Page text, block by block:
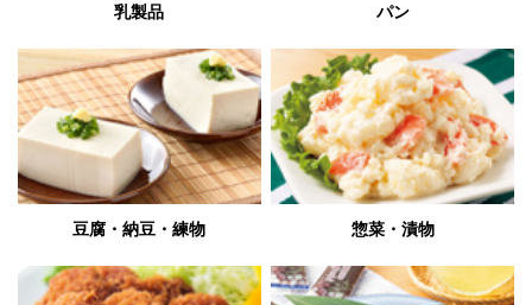
乳製品 パン
豆腐・納豆・練物 惣菜・漬物